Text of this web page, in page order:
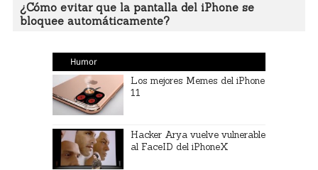
¿Cómo evitar que la pantalla del iPhone se
bloquee automáticamente?
Humor
Los mejores Memes del iPhone
11
Hacker Arya vuelve vulnerable
al FaceID del iPhoneX